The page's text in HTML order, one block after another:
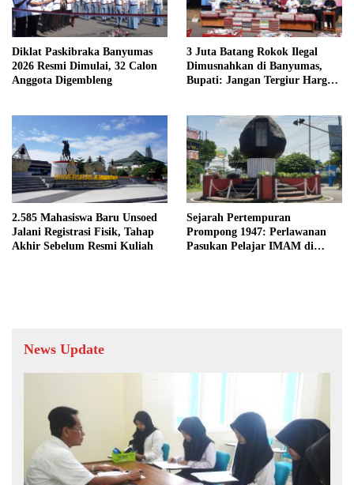
Diklat Paskibraka Banyumas
2026 Resmi Dimulai, 32 Calon
Anggota Digembleng
3 Juta Batang Rokok Ilegal
Dimusnahkan di Banyumas,
Bupati: Jangan Tergiur Harga
2.585 Mahasiswa Baru Unsoed
Jalani Registrasi Fisik, Tahap
Akhir Sebelum Resmi Kuliah
Sejarah Pertempuran
Prompong 1947: Perlawanan
Pasukan Pelajar IMAM di
News Update